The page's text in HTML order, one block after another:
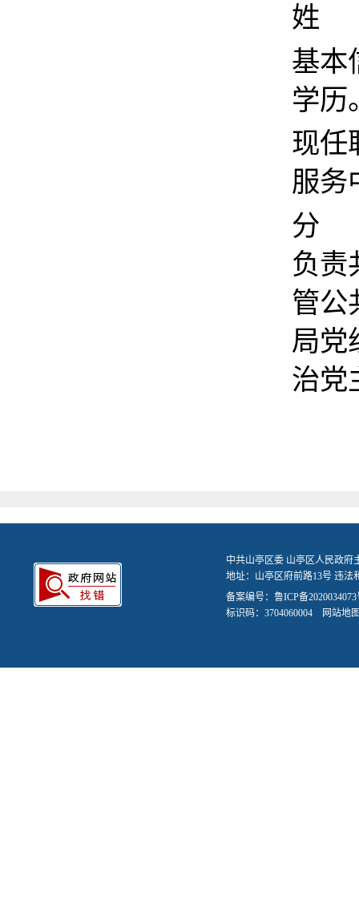
姓
基本
学历
现任
服务
分
负责
管公
局党
治党
中共山亭区委 山亭区人民政府
地址：山亭区府前路13号 违法
备案编号： 鲁ICP备
标识码：3704060004 网站地